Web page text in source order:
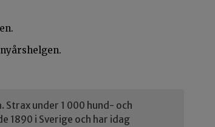
under 1 000 hund- och
1890 i Sverige och har idag